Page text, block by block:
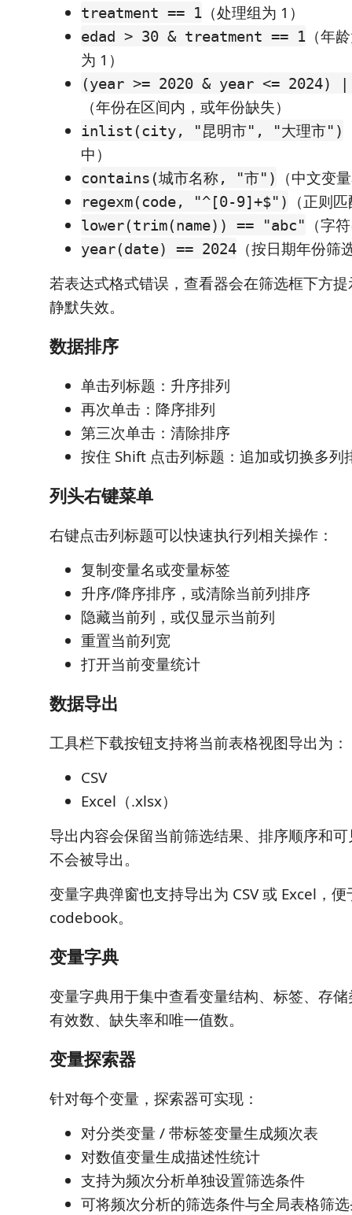
treatment == 1 （处理组为 1）
edad > 30 & treatment == 1 （年
为 1）
(year >= 2020 & year <= 2024)
（年份在区间内，或年份缺失）
inlist(city, "昆明市", "大理市")
中）
contains(城市名称, "市") （中文变
regexm(code, "^[0-9]+$") （正则
lower(trim(name)) == "abc" （字
year(date) == 2024 （按日期年份筛
若表达式格式错误，查看器会在筛选框下方
静默失效。
数据排序
单击列标题：升序排列
再次单击：降序排列
第三次单击：清除排序
按住 Shift 点击列标题：追加或切换多列
列头右键菜单
右键点击列标题可以快速执行列相关操作：
复制变量名或变量标签
升序/降序排序，或清除当前列排序
隐藏当前列，或仅显示当前列
重置当前列宽
打开当前变量统计
数据导出
工具栏下载按钮支持将当前表格视图导出为：
CSV
Excel（.xlsx）
导出内容会保留当前筛选结果、排序顺序和
不会被导出。
变量字典弹窗也支持导出为 CSV 或 Excel，
codebook。
变量字典
变量字典用于集中查看变量结构、标签、存
有效数、缺失率和唯一值数。
变量探索器
针对每个变量，探索器可实现：
对分类变量 / 带标签变量生成频次表
对数值变量生成描述性统计
支持为频次分析单独设置筛选条件
可将频次分析的筛选条件与全局表格筛